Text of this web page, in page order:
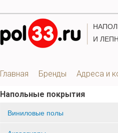
И
Главная Бренды Адреса и
Напольные покрытия
Виниловые полы